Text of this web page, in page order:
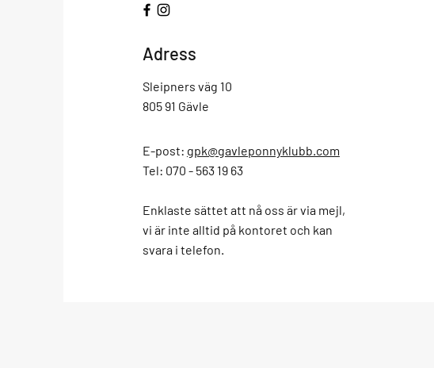
Adress
Sleipners väg 10
805 91 Gävle
E-post: gpk@gavleponnyklubb.com
Tel: 070 - 563 19 63
Enklaste sättet att nå oss är via mejl,
vi är inte alltid på kontoret och kan
svara i telefon.